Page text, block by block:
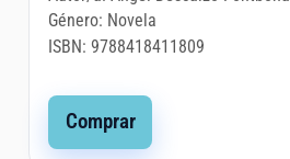
Género: Novela
ISBN: 9788418411809
Comprar